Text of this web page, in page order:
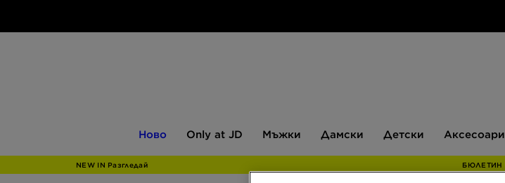
Ново
JD
Only at JD Мъжки Дамски Детски Аксесоари
NEW IN Разгледай БЮЛЕТИН